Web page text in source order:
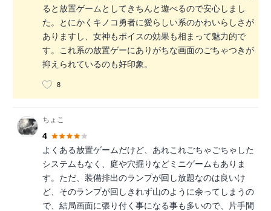
ると放置ゲームとしてきちんと遊べるので安心しまし
た。とにかくキノコ勇者に愛らしい系のかわいらしさが
ありますし、女神もボイスの効果も相まって魅力的で
す。これ系の放置ゲーにありがちな画面のごちゃつきが
抑えられているのも好印象。
8
ちょこ
4
よくある放置ゲームだけど、あれこれごちゃごちゃした
システムもなく、庭や穴掘りなどミニゲームもありま
す。ただ、装備排出のランプが回し放題なのは良いけ
ど、そのランプが回しきれず山のように余ってしまうの
で、結局画面に張り付く事になる事も多いので、片手間